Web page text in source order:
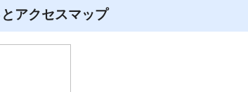
アクセスマップ